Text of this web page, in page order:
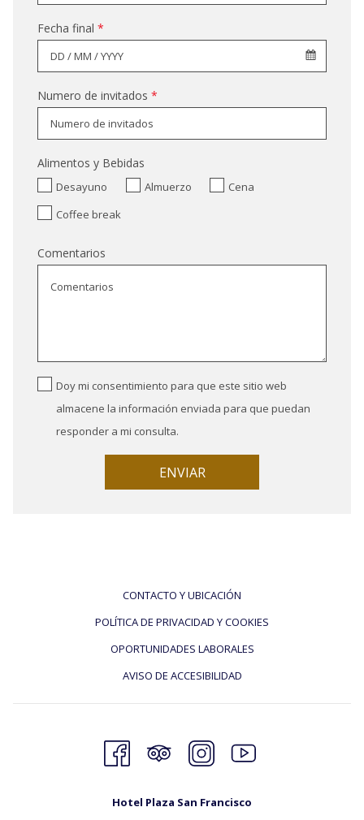
Fecha final *
Numero de invitados *
Alimentos y Bebidas
Desayuno Almuerzo
Cena
Coffee break
Comentarios
Doy mi consentimiento para que este sitio web
almacene la información enviada para que puedan
responder a mi consulta.
ENVIAR
CONTACTO Y UBICACIÓN
POLÍTICA DE PRIVACIDAD Y COOKIES
OPORTUNIDADES LABORALES
AVISO DE ACCESIBILIDAD
Hotel Plaza San Francisco